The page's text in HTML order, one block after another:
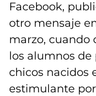
Facebook,
otro mensaje
marzo, cuando
los alumnos de
chicos nacidos
estimulante